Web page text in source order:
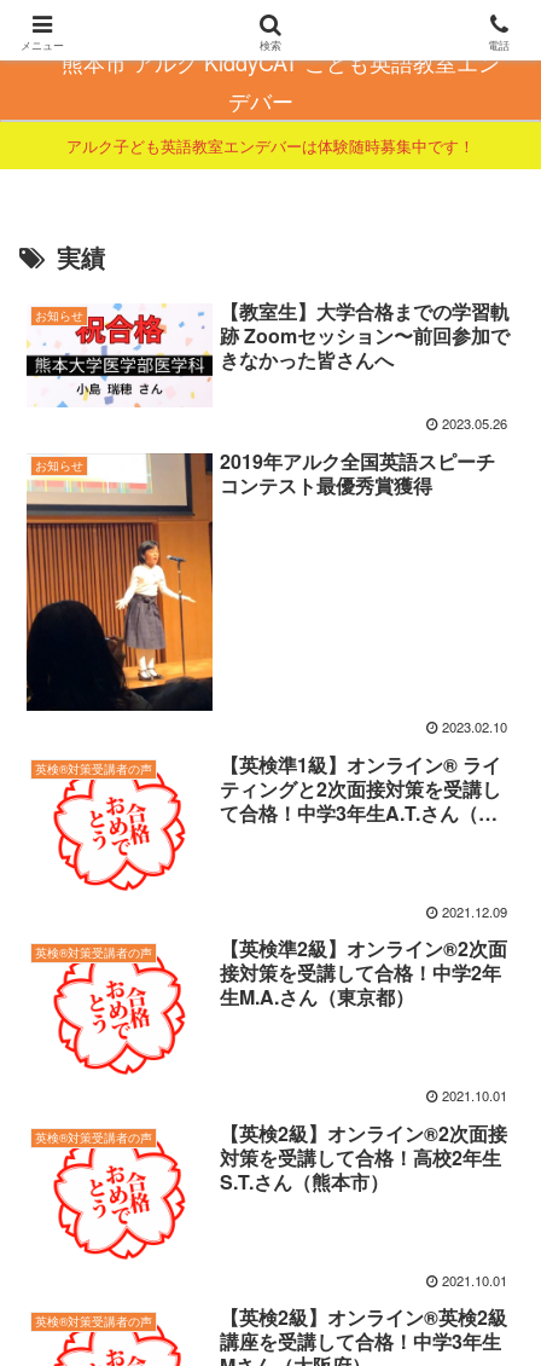
こども英会話で自信とやる気を育てる
熊本市 アルク KiddyCAT こども英語教室エン
デバー
アルク子ども英語教室エンデバーは体験随時募集中です！
実績
お知らせ
【教室生】大学合格までの学習軌
跡 Zoomセッション〜前回参加で
きなかった皆さんへ
2023.05.26
お知らせ
2019年アルク全国英語スピーチ
コンテスト最優秀賞獲得
2023.02.10
英検®対策受講者の声
【英検準1級】オンライン® ライ
ティングと2次面接対策を受講し
て合格！中学3年生A.T.さん（東
2021.12.09
英検®対策受講者の声
【英検準2級】オンライン®2次面
接対策を受講して合格！中学2年
生M.A.さん（東京都）
2021.10.01
英検®対策受講者の声
【英検2級】オンライン®2次面接
対策を受講して合格！高校2年生
S.T.さん（熊本市）
2021.10.01
英検®対策受講者の声
【英検2級】オンライン®英検2級
講座を受講して合格！中学3年生
メニュー 検索 電話